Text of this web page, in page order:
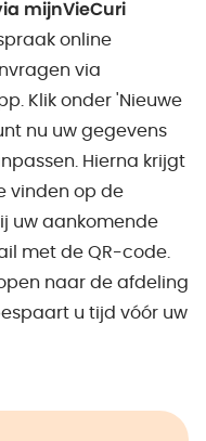
mijnVieCuri
online
via
Klik onder 'Nieuwe
nu uw gegevens
Hierna krijgt
vinden op de
uw aankomende
met de QR-code.
naar de afdeling
u tijd vóór uw